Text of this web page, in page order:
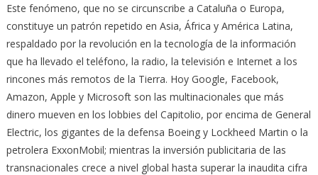
Este fenómeno, que no se circunscribe a Cataluña o Europa,
constituye un patrón repetido en Asia, África y América Latina,
respaldado por la revolución en la tecnología de la información
que ha llevado el teléfono, la radio, la televisión e Internet a los
rincones más remotos de la Tierra. Hoy Google, Facebook,
Amazon, Apple y Microsoft son las multinacionales que más
dinero mueven en los lobbies del Capitolio, por encima de General
Electric, los gigantes de la defensa Boeing y Lockheed Martin o la
petrolera ExxonMobil; mientras la inversión publicitaria de las
transnacionales crece a nivel global hasta superar la inaudita cifra